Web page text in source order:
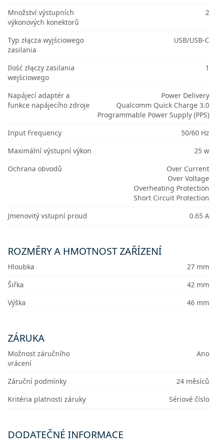
Množství výstupních
výkonových konektorů
2
Typ złącza wyjściowego
zasilania
USB/USB-C
Ilość złączy zasilania
wejściowego
1
Napájecí adaptér a
funkce napájecího zdroje
Power Delivery
Qualcomm Quick Charge 3.0
Programmable Power Supply (PPS)
Input Frequency
50/60 Hz
Maximální výstupní výkon
25 w
Ochrana obvodů
Over Current
Over Voltage
Overheating Protection
Short Circuit Protection
Jmenovitý vstupní proud
0.65 A
ROZMĚRY A HMOTNOST ZAŘÍZENÍ
Hloubka
27 mm
Šiřka
42 mm
Výška
46 mm
ZÁRUKA
Možnost záručního
vrácení
Ano
Záruční podmínky
24 měsíců
Kritéria platnosti záruky
Sériové číslo
DODATEČNÉ INFORMACE